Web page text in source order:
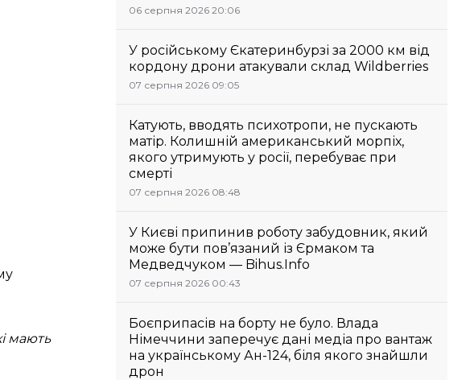
мають
06 серпня 2026 20:06
У російському Єкатеринбурзі за 2000 км від
кордону дрони атакували склад Wildberries
07 серпня 2026 09:05
Катують, вводять психотропи, не пускають
матір. Колишній американський морпіх,
якого утримують у росії, перебуває при
смерті
07 серпня 2026 08:48
У Києві припинив роботу забудовник, який
може бути пов’язаний із Єрмаком та
Медведчуком — Bihus.Info
07 серпня 2026 00:43
Боєприпасів на борту не було. Влада
Німеччини заперечує дані медіа про вантаж
на українському Ан-124, біля якого знайшли
дрон